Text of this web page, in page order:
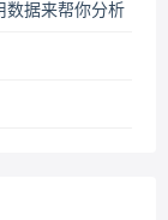
数据来帮你分析